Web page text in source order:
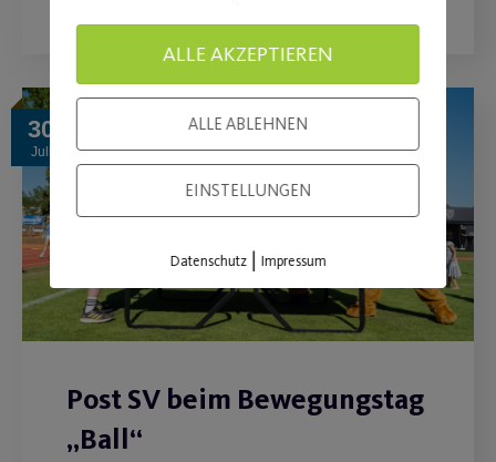
30
Juli
Post SV beim Bewegungstag
„Ball“
ALLE AKZEPTIEREN
ALLE ABLEHNEN
EINSTELLUNGEN
Datenschutz| Impressum